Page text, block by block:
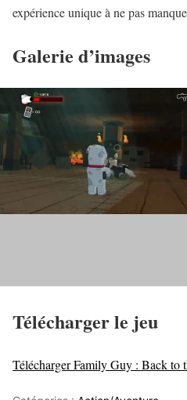
expérience unique à ne pas
Galerie d’images
Télécharger le jeu
Télécharger Family Guy : Back to